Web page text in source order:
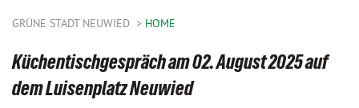
GRÜNE STADT NEUWIED HOME
Küchentischgespräch am 02. August 2025 auf
dem Luisenplatz Neuwied